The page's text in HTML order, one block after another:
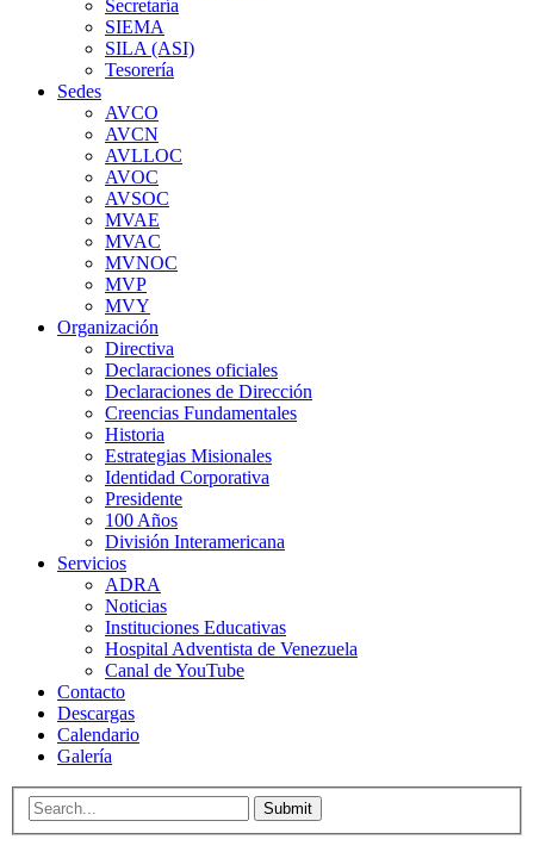
Secretaría
SIEMA
SILA (ASI)
Tesorería
Sedes
AVCO
AVCN
AVLLOC
AVOC
AVSOC
MVAE
MVAC
MVNOC
MVP
MVY
Organización
Directiva
Declaraciones oficiales
Declaraciones de Dirección
Creencias Fundamentales
Historia
Estrategias Misionales
Identidad Corporativa
Presidente
100 Años
División Interamericana
Servicios
ADRA
Noticias
Instituciones Educativas
Hospital Adventista de Venezuela
Canal de YouTube
Contacto
Descargas
Calendario
Galería
Submit